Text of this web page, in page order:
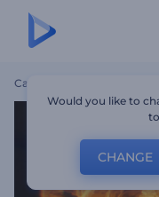
Casa
Would you like to
CHANGE